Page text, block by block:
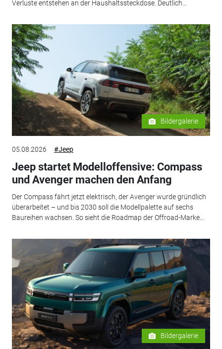
Verluste entstehen an der Haushaltssteckdose. Deutlich...
Bildergalerie
05.08.2026 #Jeep
Jeep startet Modelloffensive: Compass
und Avenger machen den Anfang
Der Compass fährt jetzt elektrisch, der Avenger wurde gründlich
überarbeitet – und bis 2030 soll die Modellpalette auf sechs
Baureihen wachsen. So sieht die Roadmap der Offroad-Marke...
Bildergalerie